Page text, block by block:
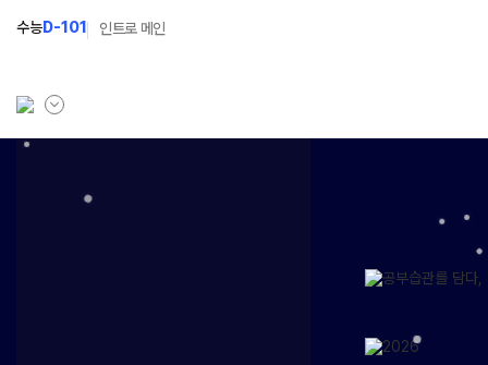
수능D-101 인트로 메인
학원소개
2026 고1 썸머스쿨